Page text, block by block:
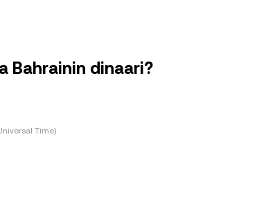
Bahrainin dinaari?
Time)